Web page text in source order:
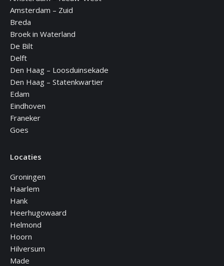
windowwindowwindowwindow
Amsterdam – Zuid
Breda
Broek in Waterland
De Bilt
Delft
Den Haag – Loosduinsekade
Den Haag – Statenkwartier
Edam
Eindhoven
Franeker
Goes
Locaties
Groningen
Haarlem
Hank
Heerhugowaard
Helmond
Hoorn
Hilversum
Made